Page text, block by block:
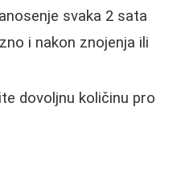
svaka 2 sata
i nakon znojenja ili
dovoljnu količinu pro